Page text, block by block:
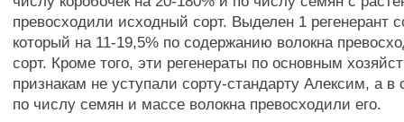
превосходили исходный сорт. Выделен 1 регенерант
который на 11-19,5% по содержанию волокна
сорт. Кроме того, эти регенераты по основным
признакам не уступали сорту-стандарту Алексим, а в
по числу семян и массе волокна превосходили его.